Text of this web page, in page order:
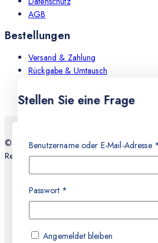
AGB
Bestellungen
Versand & Zahlung
Rückgabe & Umtausch
© 2026 Teknocell Handy Reparatur, An
Recklinghausen
Stellen Sie eine Frage
Nachricht
Benutzername oder E-Mail-Adresse
Passwort *
Angemeldet bleiben